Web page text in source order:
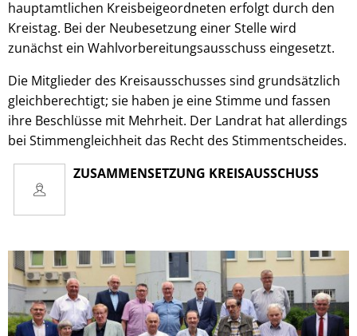
hauptamtlichen Kreisbeigeordneten erfolgt durch den
Kreistag. Bei der Neubesetzung einer Stelle wird
zunächst ein Wahlvorbereitungsausschuss eingesetzt.
Die Mitglieder des Kreisausschusses sind grundsätzlich
gleichberechtigt; sie haben je eine Stimme und fassen
ihre Beschlüsse mit Mehrheit. Der Landrat hat allerdings
bei Stimmengleichheit das Recht des Stimmentscheides.
ZUSAMMENSETZUNG KREISAUSSCHUSS